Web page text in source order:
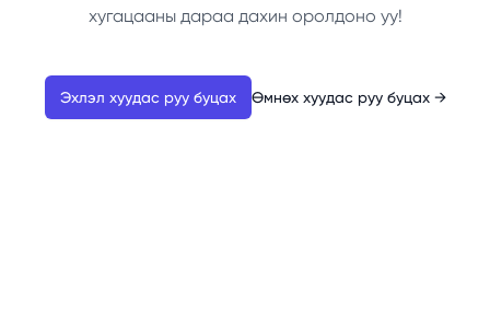
хугацааны дараа дахин оролдоно уу!
Эхлэл хуудас руу буцах Өмнөх хуудас руу буцах →